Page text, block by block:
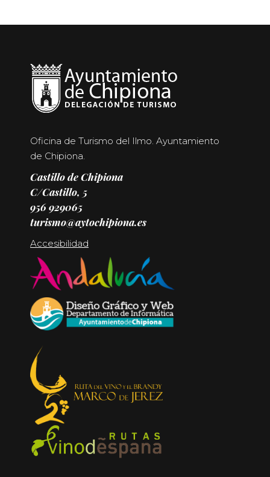
Oficina de Turismo del Ilmo. Ayuntamiento
de Chipiona.
Castillo de Chipiona
C/Castillo, 5
956 929065
turismo@aytochipiona.es
Accesibilidad